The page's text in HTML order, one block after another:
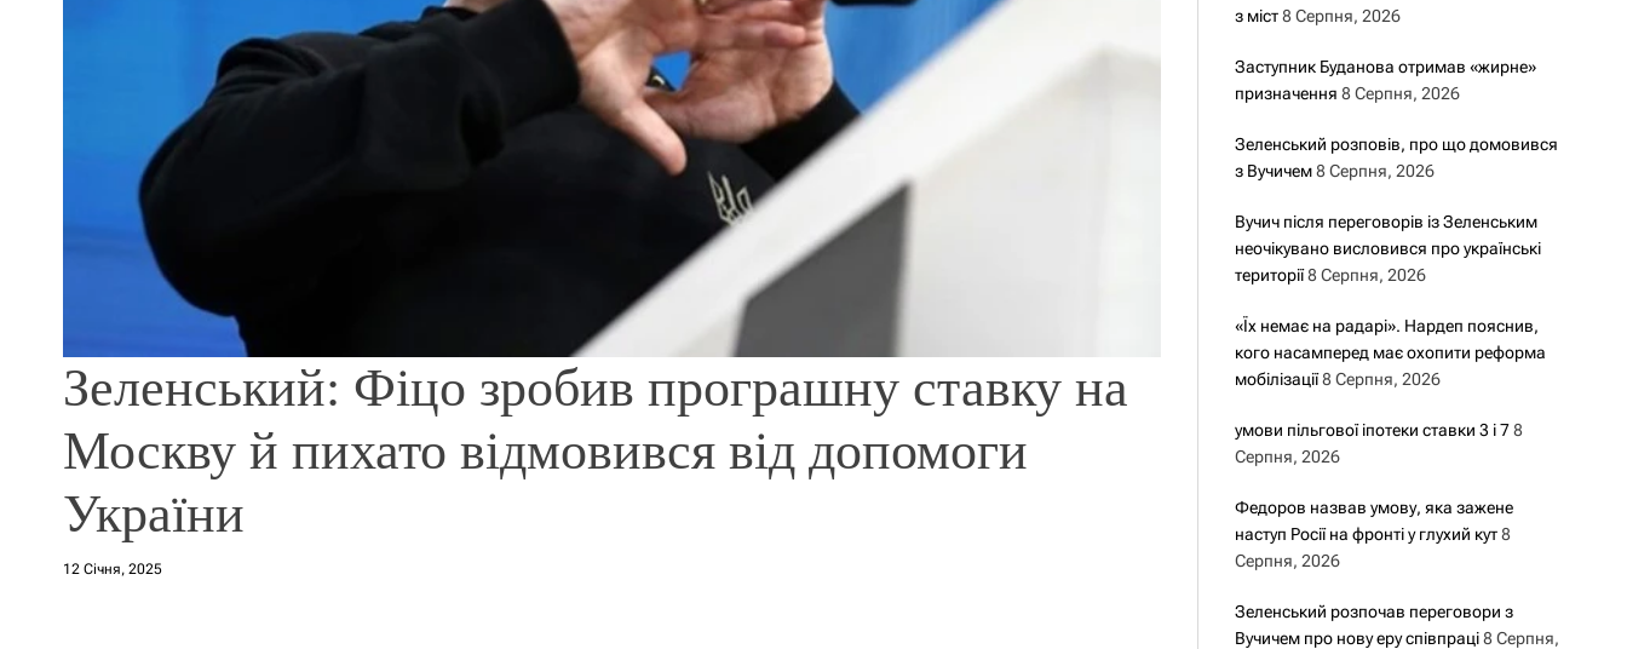
Зеленський: Фіцо зробив програшну ставку на
Москву й пихато відмовився від допомоги
України
12 Січня, 2025
з міст 8 Серпня, 2026
Заступник Буданова отримав «жирне»
призначення 8 Серпня, 2026
Зеленський розповів, про що домовився
з Вучичем 8 Серпня, 2026
Вучич після переговорів із Зеленським
неочікувано висловився про українські
території 8 Серпня, 2026
«Їх немає на радарі». Нардеп пояснив,
кого насамперед має охопити реформа
мобілізації 8 Серпня, 2026
умови пільгової іпотеки ставки 3 і 7 8
Серпня, 2026
Федоров назвав умову, яка зажене
наступ Росії на фронті у глухий кут 8
Серпня, 2026
Зеленський розпочав переговори з
Вучичем про нову еру співпраці 8 Серпня,